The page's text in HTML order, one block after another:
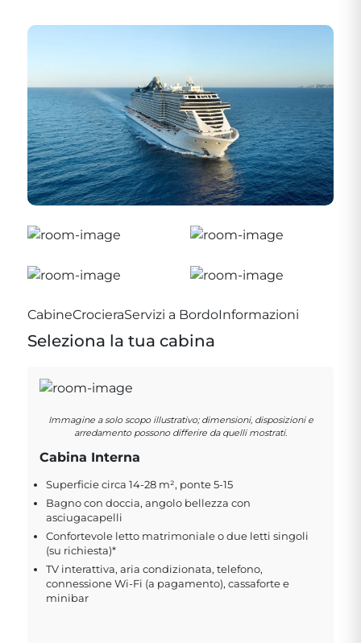
CabineCrocieraServizi a BordoInformazioni
Seleziona la tua cabina
Immagine a solo scopo illustrativo; dimensioni, disposizioni e
arredamento possono differire da quelli mostrati.
Cabina Interna
Superficie circa 14-28 m², ponte 5-15
Bagno con doccia, angolo bellezza con
asciugacapelli
Confortevole letto matrimoniale o due letti singoli
(su richiesta)*
TV interattiva, aria condizionata, telefono,
connessione Wi-Fi (a pagamento), cassaforte e
minibar